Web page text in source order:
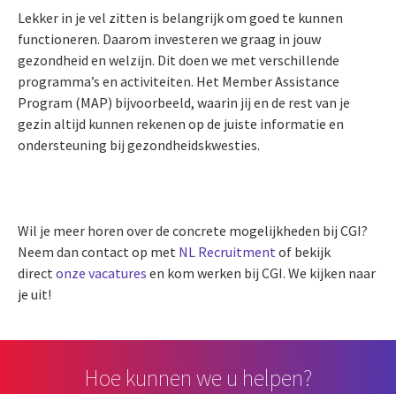
Lekker in je vel zitten is belangrijk om goed te kunnen
functioneren. Daarom investeren we graag in jouw
gezondheid en welzijn. Dit doen we met verschillende
programma’s en activiteiten. Het Member Assistance
Program (MAP) bijvoorbeeld, waarin jij en de rest van je
gezin altijd kunnen rekenen op de juiste informatie en
ondersteuning bij gezondheidskwesties.
Wil je meer horen over de concrete mogelijkheden bij CGI?
Neem dan contact op met NL Recruitment of bekijk
directonze vacatures en kom werken bij CGI. We kijken naar
je uit!
Hoe kunnen we u helpen?